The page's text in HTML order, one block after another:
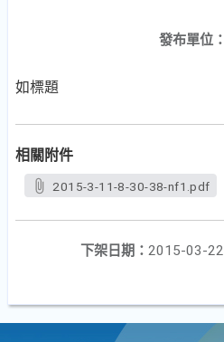
發布單位：
如標題
相關附件
2015-3-11-8-30-38-nf1.pdf
下架日期： 2015-03-22